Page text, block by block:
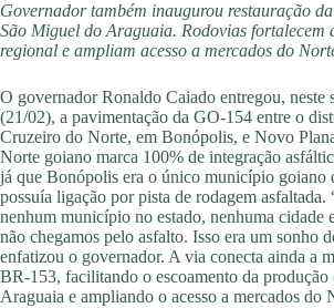
Governador também inaugurou restauração
São Miguel do Araguaia. Rodovias fortalecem
regional e ampliam acesso a mercados do
O governador Ronaldo Caiado entregou, neste
(21/02), a pavimentação da GO-154 entre o
Cruzeiro do Norte, em Bonópolis, e Novo
Norte goiano marca 100% de integração
já que Bonópolis era o único município goiano
possuía ligação por pista de rodagem asfaltada.
nenhum município no estado, nenhuma cidade
não chegamos pelo asfalto. Isso era um sonho
enfatizou o governador. A via conecta ainda a
BR-153, facilitando o escoamento da produção
Araguaia e ampliando o acesso a mercados do